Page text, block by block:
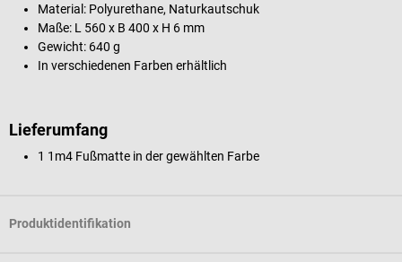
Material: Polyurethane, Naturkautschuk
Maße: L 560 x B 400 x H 6 mm
Gewicht: 640 g
In verschiedenen Farben erhältlich
Lieferumfang
1 1m4 Fußmatte in der gewählten Farbe
Produktidentifikation